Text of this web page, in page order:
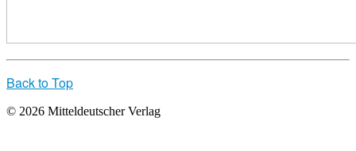
Back to Top
© 2026 Mitteldeutscher Verlag